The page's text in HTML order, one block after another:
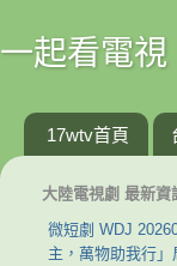
一起看電視
17wtv首頁
大陸電視劇 最新資
微短劇 WDJ
主，萬物助我行